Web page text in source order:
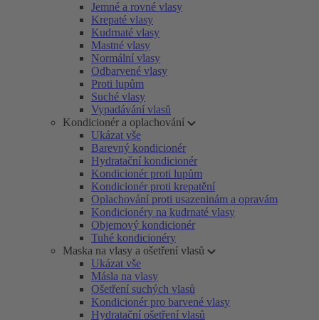
Jemné a rovné vlasy
Krepaté vlasy
Kudrnaté vlasy
Mastné vlasy
Normální vlasy
Odbarvené vlasy
Proti lupům
Suché vlasy
Vypadávání vlasů
Kondicionér a oplachování
Ukázat vše
Barevný kondicionér
Hydratační kondicionér
Kondicionér proti lupům
Kondicionér proti krepatění
Oplachování proti usazeninám a opravám
Kondicionéry na kudrnaté vlasy
Objemový kondicionér
Tuhé kondicionéry
Maska na vlasy a ošetření vlasů
Ukázat vše
Másla na vlasy
Ošetření suchých vlasů
Kondicionér pro barvené vlasy
Hydratační ošetření vlasů